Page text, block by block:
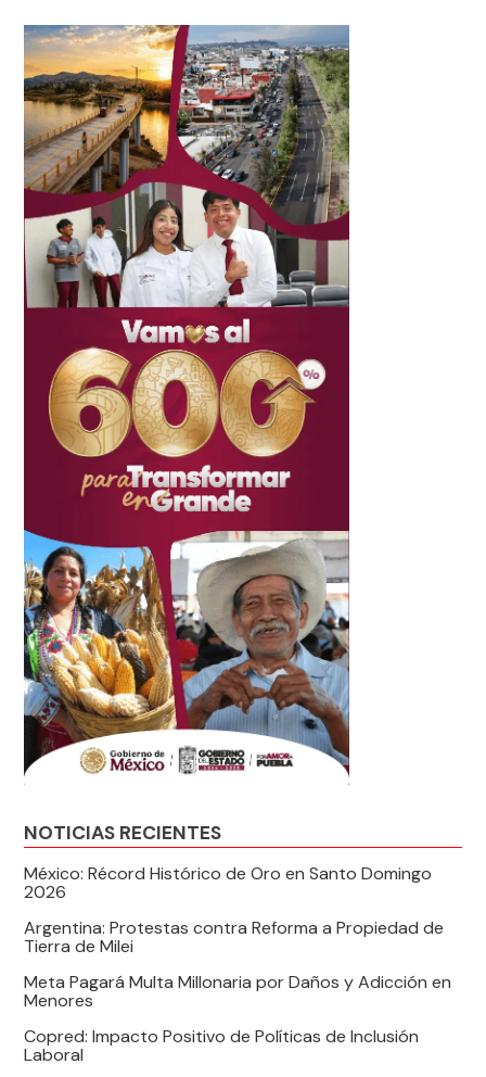
NOTICIAS RECIENTES
México: Récord Histórico de Oro en Santo Domingo
2026
Argentina: Protestas contra Reforma a Propiedad de
Tierra de Milei
Meta Pagará Multa Millonaria por Daños y Adicción en
Menores
Copred: Impacto Positivo de Políticas de Inclusión
Laboral